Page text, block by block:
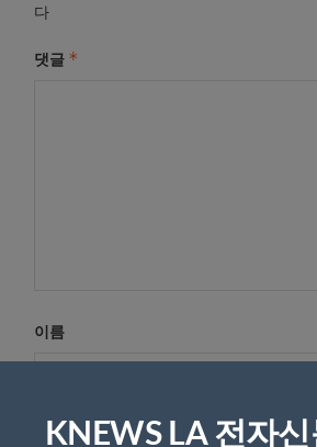
다
댓글 *
이름
KNEWS LA 전자